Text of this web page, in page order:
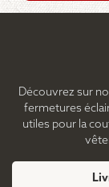
Découvrez sur
fermetures
utiles pour la